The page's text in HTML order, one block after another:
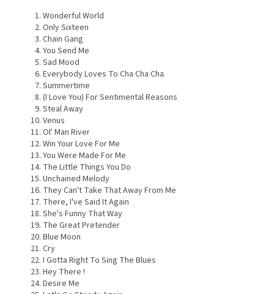
Wonderful World
Only Sixteen
Chain Gang
You Send Me
Sad Mood
Everybody Loves To Cha Cha Cha
Summertime
(I Love You) For Sentimental Reasons
Steal Away
Venus
Ol' Man River
Win Your Love For Me
You Were Made For Me
The Little Things You Do
Unchained Melody
They Can't Take That Away From Me
There, I've Said It Again
She's Funny That Way
The Great Pretender
Blue Moon
Cry
I Gotta Right To Sing The Blues
Hey There !
Desire Me